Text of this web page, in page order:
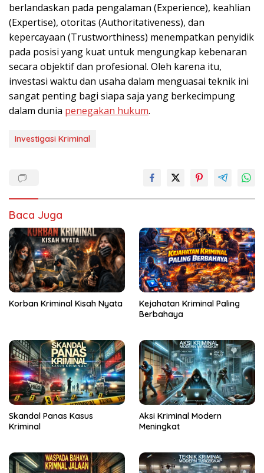
berlandaskan pada pengalaman (Experience), keahlian
(Expertise), otoritas (Authoritativeness), dan
kepercayaan (Trustworthiness) menempatkan penyidik
pada posisi yang kuat untuk mengungkap kebenaran
secara objektif dan profesional. Oleh karena itu,
investasi waktu dan usaha dalam menguasai teknik ini
sangat penting bagi siapa saja yang berkecimpung
dalam dunia penegakan hukum.
Investigasi Kriminal
Baca Juga
Korban Kriminal Kisah Nyata
Kejahatan Kriminal Paling
Berbahaya
Skandal Panas Kasus
Kriminal
Aksi Kriminal Modern
Meningkat